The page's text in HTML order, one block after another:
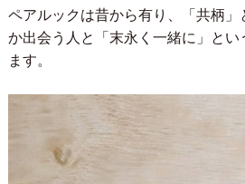
ペアルックは昔から有り、「共柄」
か出会う人と「末永く一緒に」とい
ます。